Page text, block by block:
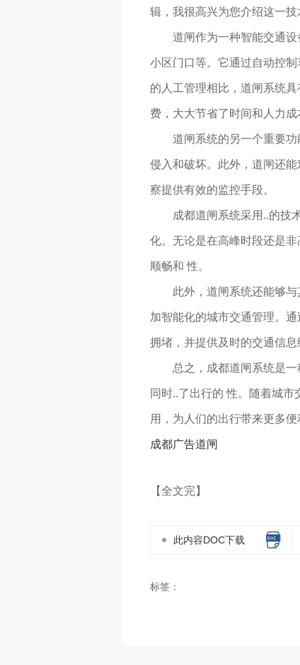
辑，我很高兴为您介绍这一技
道闸作为一种智能交通
小区门口等。它通过自动控
的人工管理相比，道闸系统
费，大大节省了时间和人力成
道闸系统的另一个重要
侵入和破坏。此外，道闸还
察提供有效的监控手段。
成都道闸系统采用..的技
化。无论是在高峰时段还是
顺畅和 性。
此外，道闸系统还能够
加智能化的城市交通管理。
拥堵，并提供及时的交通信
总之，成都道闸系统是
同时..了出行的 性。随着城
用，为人们的出行带来更多便
成都广告道闸
【全文完】
此内容DOC下载
标签：